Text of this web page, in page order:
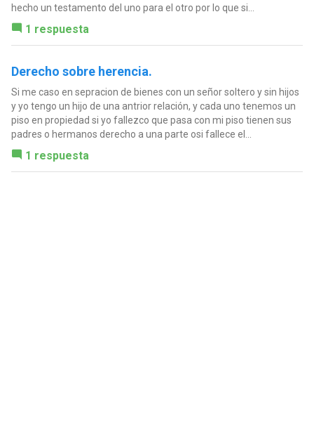
hecho un testamento del uno para el otro por lo que si...
1 respuesta
Derecho sobre herencia.
Si me caso en sepracion de bienes con un señor soltero y sin hijos
y yo tengo un hijo de una antrior relación, y cada uno tenemos un
piso en propiedad si yo fallezco que pasa con mi piso tienen sus
padres o hermanos derecho a una parte osi fallece el...
1 respuesta